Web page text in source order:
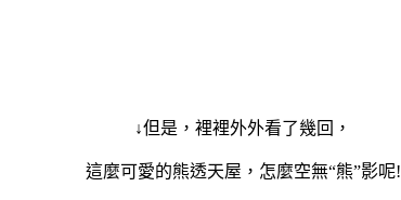
↓但是，裡裡外外看了幾回，
這麼可愛的熊透天屋，怎麼空無“熊”影呢!